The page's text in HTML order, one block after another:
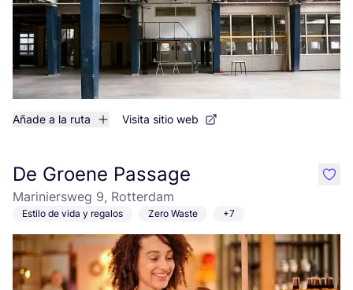
Añade a la ruta Visita sitio web
De Groene Passage
Mariniersweg 9, Rotterdam
Estilo de vida y regalos Zero Waste +7
like